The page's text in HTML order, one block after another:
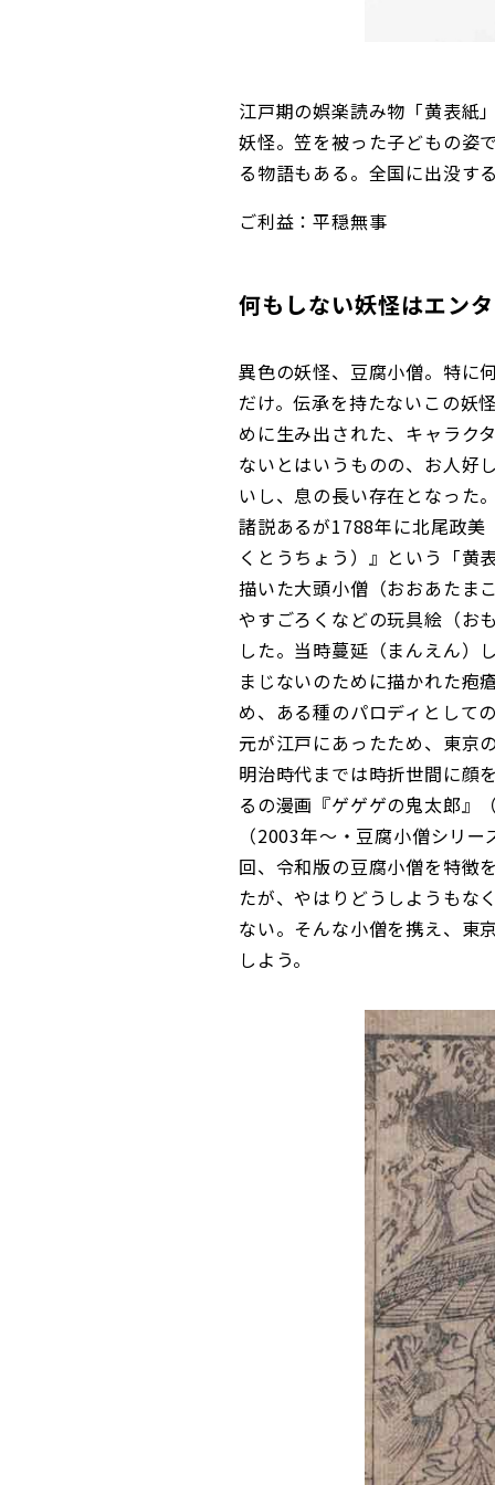
江戸期の娯楽読み物「黄表紙
妖怪。笠を被った子どもの姿
る物語もある。全国に出没す
ご利益：平穏無事
何もしない妖怪はエン
異色の妖怪、豆腐小僧。特に
だけ。伝承を持たないこの妖
めに生み出された、キャラク
ないとはいうものの、お人好
いし、息の長い存在となった
諸説あるが1788年に北尾政
くとうちょう）』という「黄
描いた大頭小僧（おおあたま
やすごろくなどの玩具絵（お
した。当時蔓延（まんえん）
まじないのために描かれた疱
め、ある種のパロディとして
元が江戸にあったため、東京
明治時代までは時折世間に顔
るの漫画『ゲゲゲの鬼太郎』
（2003年〜・豆腐小僧シリ
回、令和版の豆腐小僧を特徴
たが、やはりどうしようもな
ない。そんな小僧を携え、東
しよう。